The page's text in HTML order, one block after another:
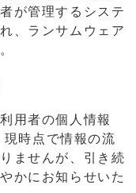
が管理するシステ
、ランサムウェア
用者の個人情報
現時点で情報の流
ませんが、引き続
かにお知らせいた